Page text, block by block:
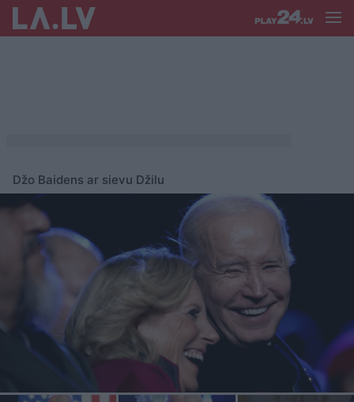
Džo Baidens ar sievu Džilu